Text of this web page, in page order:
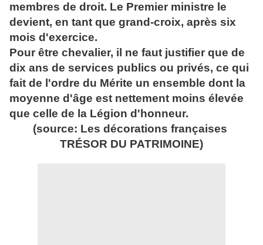
membres de droit. Le Premier ministre le
devient, en tant que grand-croix, après six
mois d'exercice.
Pour être chevalier, il ne faut justifier que de
dix ans de services publics ou privés, ce qui
fait de l'ordre du Mérite un ensemble dont la
moyenne d'âge est nettement moins élevée
que celle de la Légion d'honneur.
(source: Les décorations françaises
TRÉSOR DU PATRIMOINE)